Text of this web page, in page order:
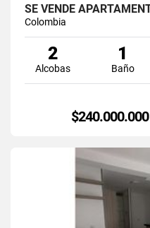
Colombia
2
Alcobas
1
Baño
$240.000.000